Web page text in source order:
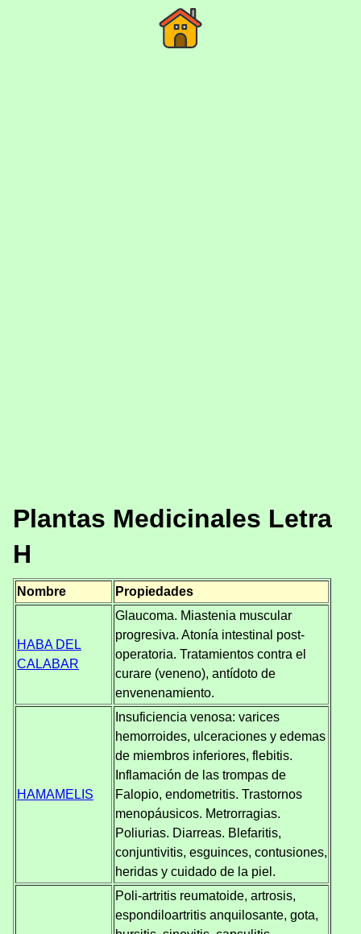
Plantas Medicinales Letra
H
Nombre Propiedades
HABA DEL
CALABAR
Glaucoma. Miastenia muscular
progresiva. Atonía intestinal post-
operatoria. Tratamientos contra el
curare (veneno), antídoto de
envenenamiento.
HAMAMELIS
Insuficiencia venosa: varices
hemorroides, ulceraciones y edemas
de miembros inferiores, flebitis.
Inflamación de las trompas de
Falopio, endometritis. Trastornos
menopáusicos. Metrorragias.
Poliurias. Diarreas. Blefaritis,
conjuntivitis, esguinces, contusiones,
heridas y cuidado de la piel.
Poli-artritis reumatoide, artrosis,
espondiloartritis anquilosante, gota,